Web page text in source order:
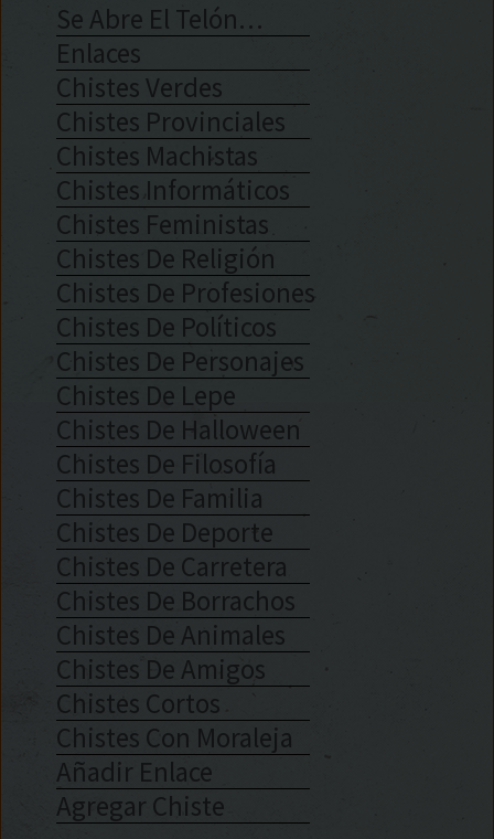
Se Abre El Telón…
Enlaces
Chistes Verdes
Chistes Provinciales
Chistes Machistas
Chistes Informáticos
Chistes Feministas
Chistes De Religión
Chistes De Profesiones
Chistes De Políticos
Chistes De Personajes
Chistes De Lepe
Chistes De Halloween
Chistes De Filosofía
Chistes De Familia
Chistes De Deporte
Chistes De Carretera
Chistes De Borrachos
Chistes De Animales
Chistes De Amigos
Chistes Cortos
Chistes Con Moraleja
Añadir Enlace
Agregar Chiste